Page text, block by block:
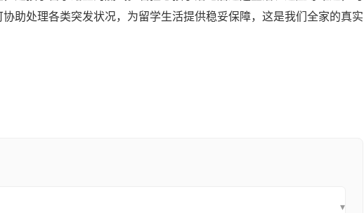
助处理各类突发状况，为留学生活提供稳妥保障，这是我们全家的真实
▾